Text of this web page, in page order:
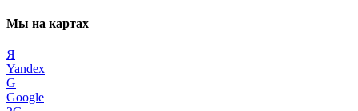
Мы на картах
Я
Yandex
G
Google